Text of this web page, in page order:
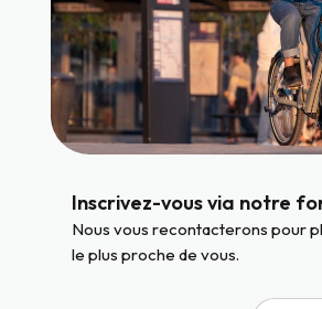
Inscrivez-vous via notre
Nous vous recontacterons pour
le plus proche de vous.